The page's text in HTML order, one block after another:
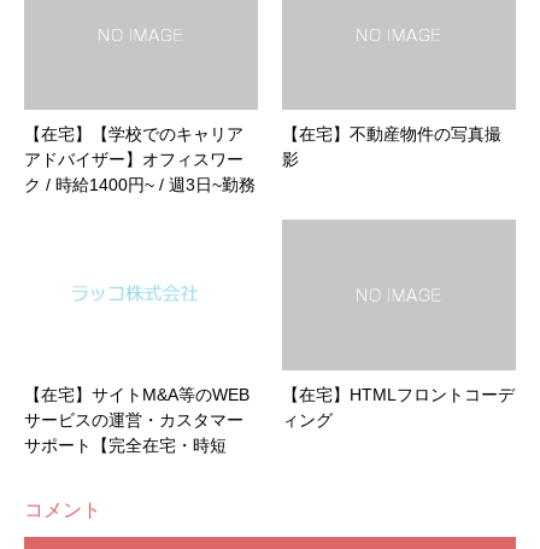
【在宅】【学校でのキャリア
アドバイザー】オフィスワー
ク / 時給1400円~ / 週3日~勤務
【在宅】不動産物件の写真撮
影
【在宅】サイトM&A等のWEB
サービスの運営・カスタマー
サポート【完全在宅・時短
【在宅】HTMLフロントコーデ
ィング
コメント